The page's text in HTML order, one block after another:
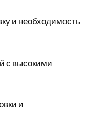
и необходимость
с высокими
и